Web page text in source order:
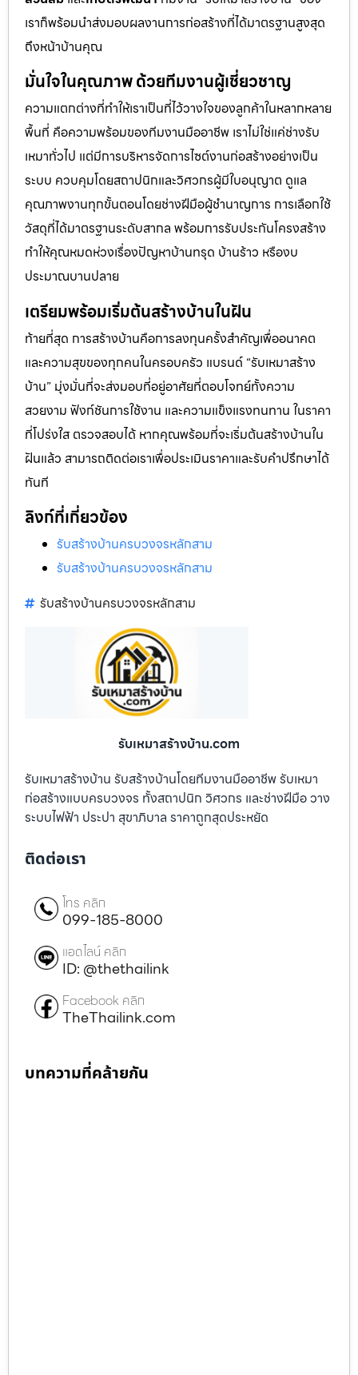
เราก็พร้อมนำส่งมอบผลงานการก่อสร้างที่ได้มาตรฐานสูงสุด
ถึงหน้าบ้านคุณ
มั่นใจในคุณภาพ ด้วยทีมงานผู้เชี่ยวชาญ
ความแตกต่างที่ทำให้เราเป็นที่ไว้วางใจของลูกค้าในหลากหลาย
พื้นที่ คือความพร้อมของทีมงานมืออาชีพ เราไม่ใช่แค่ช่างรับ
เหมาทั่วไป แต่มีการบริหารจัดการไซต์งานก่อสร้างอย่างเป็น
ระบบ ควบคุมโดยสถาปนิกและวิศวกรผู้มีใบอนุญาต ดูแล
คุณภาพงานทุกขั้นตอนโดยช่างฝีมือผู้ชำนาญการ การเลือกใช้
วัสดุที่ได้มาตรฐานระดับสากล พร้อมการรับประกันโครงสร้าง
ทำให้คุณหมดห่วงเรื่องปัญหาบ้านทรุด บ้านร้าว หรืองบ
ประมาณบานปลาย
เตรียมพร้อมเริ่มต้นสร้างบ้านในฝัน
ท้ายที่สุด การสร้างบ้านคือการลงทุนครั้งสำคัญเพื่ออนาคต
และความสุขของทุกคนในครอบครัว แบรนด์ “รับเหมาสร้าง
บ้าน” มุ่งมั่นที่จะส่งมอบที่อยู่อาศัยที่ตอบโจทย์ทั้งความ
สวยงาม ฟังก์ชันการใช้งาน และความแข็งแรงทนทาน ในราคา
ที่โปร่งใส ตรวจสอบได้ หากคุณพร้อมที่จะเริ่มต้นสร้างบ้านใน
ฝันแล้ว สามารถติดต่อเราเพื่อประเมินราคาและรับคำปรึกษาได้
ทันที
ลิงก์ที่เกี่ยวข้อง
รับสร้างบ้านครบวงจรหลักสาม
รับสร้างบ้านครบวงจรหลักสาม
รับสร้างบ้านครบวงจรหลักสาม
รับเหมาสร้างบ้าน.com
รับเหมาสร้างบ้าน รับสร้างบ้านโดยทีมงานมืออาชีพ รับเหมา
ก่อสร้างแบบครบวงจร ทั้งสถาปนิก วิศวกร และช่างฝีมือ วาง
ระบบไฟฟ้า ประปา สุขาภิบาล ราคาถูกสุดประหยัด
ติดต่อเรา
โทร คลิก
099-185-8000
แอดไลน์ คลิก
ID: @thethailink
Facebook คลิก
TheThailink.com
บทความที่คล้ายกัน